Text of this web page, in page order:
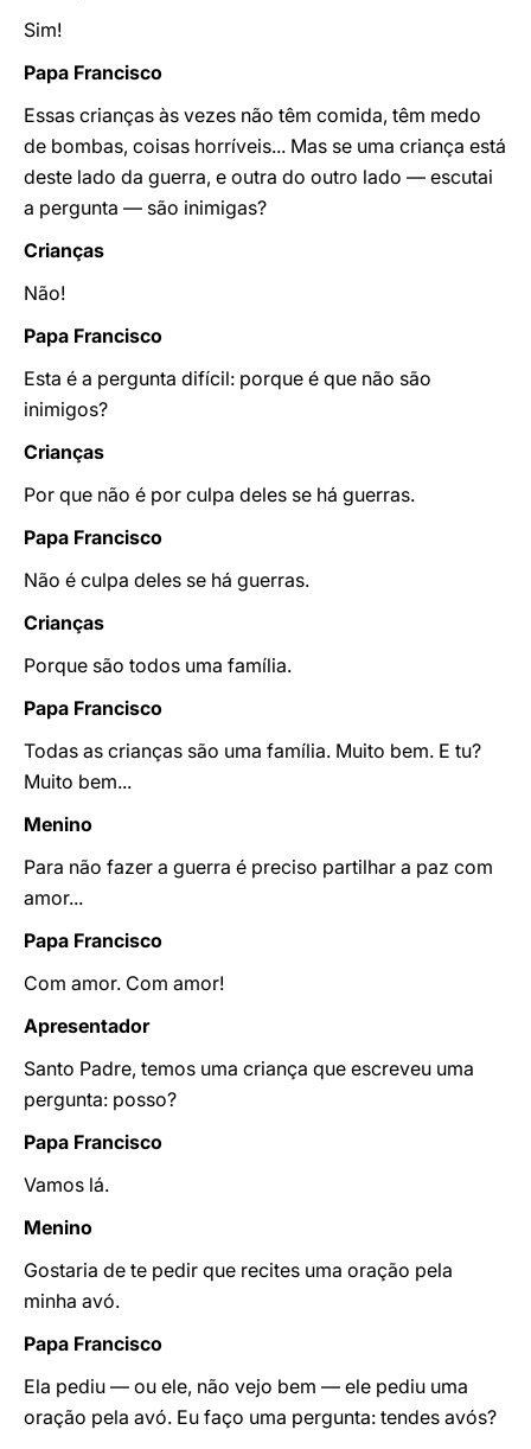
Sim!
Papa Francisco
Essas crianças às vezes não têm comida, têm medo
de bombas, coisas horríveis... Mas se uma criança está
deste lado da guerra, e outra do outro lado — escutai
a pergunta — são inimigas?
Crianças
Não!
Papa Francisco
Esta é a pergunta difícil: porque é que não são
inimigos?
Crianças
Por que não é por culpa deles se há guerras.
Papa Francisco
Não é culpa deles se há guerras.
Crianças
Porque são todos uma família.
Papa Francisco
Todas as crianças são uma família. Muito bem. E tu?
Muito bem...
Menino
Para não fazer a guerra é preciso partilhar a paz com
amor...
Papa Francisco
Com amor. Com amor!
Apresentador
Santo Padre, temos uma criança que escreveu uma
pergunta: posso?
Papa Francisco
Vamos lá.
Menino
Gostaria de te pedir que recites uma oração pela
minha avó.
Papa Francisco
Ela pediu — ou ele, não vejo bem — ele pediu uma
oração pela avó. Eu faço uma pergunta: tendes avós?